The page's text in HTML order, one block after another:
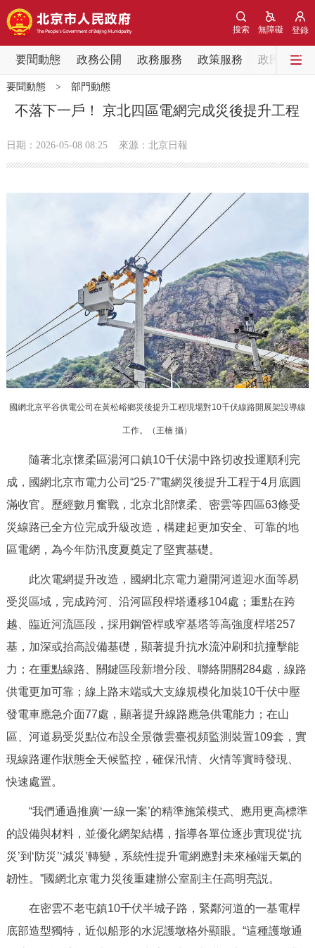
登錄
無障礙
搜索
要聞動態 政務公開 政務服務 政策服務 政民互動
要聞動態
黨中央精神
機構職能
政策兌現 政策解讀 回應關切
決策公開 專題公開
政務服務
個人服務 法人服務 部門服務
仲介服務 陽光政務
政民互動
12345網上接訴即辦 我要諮詢
參與調查 線上訪談 圖説互動
北京概況 十六區概覽 人文北京
綠色北京 圖説北京 視頻北京
ENGLISH
DEUTSCH FRANÇAIS РУССКИЙ ЯЗЫК
ITALIANO
要聞動態> 部門動態
不落下一戶！ 京北四區電網完成災後提升工程
日期：2026-05-08 08:25 來源：北京日報
國網北京平谷供電公司在黃松峪鄉災後提升工程現場對10千伏線路開展架設導線
工作。（王楠 攝）
隨著北京懷柔區湯河口鎮10千伏湯中路切改投運順利完
成，國網北京市電力公司“25·7”電網災後提升工程于4月底圓
滿收官。歷經數月奮戰，北京北部懷柔、密雲等四區63條受
災線路已全方位完成升級改造，構建起更加安全、可靠的地
區電網，為今年防汛度夏奠定了堅實基礎。
此次電網提升改造，國網北京電力避開河道迎水面等易
受災區域，完成跨河、沿河區段桿塔遷移104處；重點在跨
越、臨近河流區段，採用鋼管桿或窄基塔等高強度桿塔257
基，加深或抬高設備基礎，顯著提升抗水流沖刷和抗撞擊能
力；在重點線路、關鍵區段新增分段、聯絡開關284處，線路
供電更加可靠；線上路末端或大支線規模化加裝10千伏中壓
發電車應急介面77處，顯著提升線路應急供電能力；在山
區、河道易受災點位布設全景微雲臺視頻監測裝置109套，實
現線路運作狀態全天候監控，確保汛情、火情等實時發現、
快速處置。
“我們通過推廣‘一線一案’的精準施策模式、應用更高標準
的設備與材料，並優化網架結構，指導各單位逐步實現從‘抗
災’到‘防災’‘減災’轉變，系統性提升電網應對未來極端天氣的
韌性。”國網北京電力災後重建辦公室副主任高明亮説。
在密雲不老屯鎮10千伏半城子路，緊鄰河道的一基電桿
底部造型獨特，近似船形的水泥護墩格外顯眼。“這種護墩通